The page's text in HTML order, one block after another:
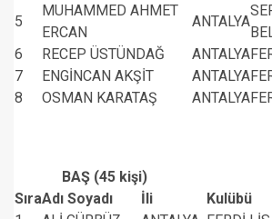
5
MUHAMMED AHMET
ERCAN
ANTALYA
6
RECEP ÜSTÜNDAĞ ANTALYA
7
ENGİNCAN AKŞİT ANTALYA
8
OSMAN KARATAŞ ANTALYA
BAŞ (45 kişi)
SıraAdı Soyadı İli Kulübü